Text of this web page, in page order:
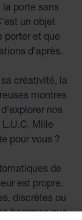
porte sans
un objet
porter et que
d’après.
créativité, la
montres
nos
Mille
pour vous ?
de
est propre.
discrètes ou
hommes que